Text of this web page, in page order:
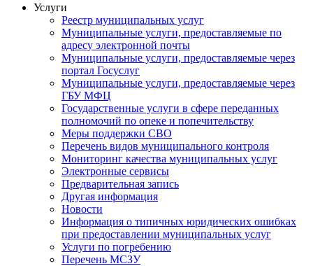
Услуги
Реестр муниципальных услуг
Муниципальные услуги, предоставляемые по
адресу электронной почты
Муниципальные услуги, предоставляемые через
портал Госуслуг
Муниципальные услуги, предоставляемые через
ГБУ МФЦ
Государственные услуги в сфере переданных
полномочий по опеке и попечительству
Меры поддержки СВО
Перечень видов муниципального контроля
Мониторинг качества муниципальных услуг
Электронные сервисы
Предварительная запись
Другая информация
Новости
Информация о типичных юридических ошибках
при предоставлении муниципальных услуг
Услуги по погребению
Перечень МСЗУ